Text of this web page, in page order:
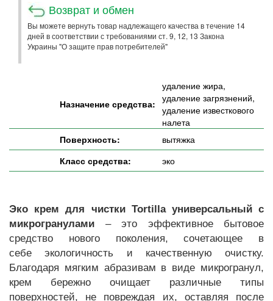
Возврат и обмен
Вы можете вернуть товар надлежащего качества в течение 14
дней в соответствии с требованиями ст. 9, 12, 13 Закона
Украины "О защите прав потребителей"
Назначение средства:
удаление жира,
удаление загрязнений,
удаление известкового
налета
Поверхность:
вытяжка
Класс средства:
эко
Эко крем для чистки Tortilla универсальный с
микрогранулами – это эффективное бытовое
средство нового поколения, сочетающее в
себе экологичность и качественную очистку.
Благодаря мягким абразивам в виде микрогранул,
крем бережно очищает различные типы
поверхностей, не повреждая их, оставляя после